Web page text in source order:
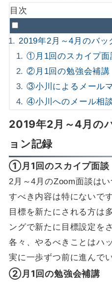
目次
2019年2月～4月のバ
①月1回のスカイプ面
②月1回の勉強会補講
③小川によるメール
④小川へのメール相
2019年2月～4月の
ョン記録
①月1回のスカイプ面談
2月～4月のZoom面談は
すべき内容は特にないで
目標を新たにされる方は
ングで新たに目標設定を
各々、やるべきことはハ
実に一歩ずつ前に進んで
②月1回の勉強会補講